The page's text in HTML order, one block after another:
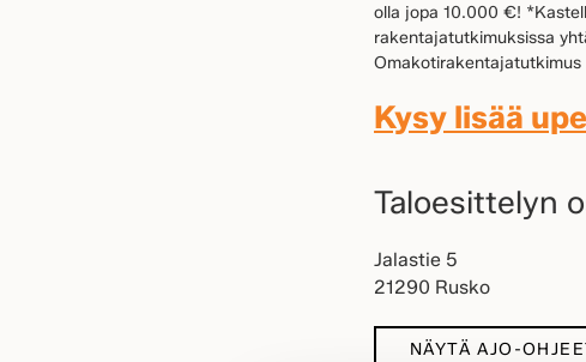
olla jopa 10.000 €!
rakentajatutkimuksissa
Kysy lisää
Taloesittelyn
Jalastie 5
21290 Rusko
NÄYTÄ AJO-